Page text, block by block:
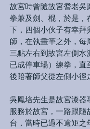
故宮時曾隨故宮耆老吳
拳兼及劍、棍，於是，
下，四個小伙子有幸拜
師，在執畫筆之外，每
三點左右到故宮左側水
已成停車場）練拳，直
後陪著師父從左側小徑
吳鳳培先生是故宮漆器
服務於故宮，一路跟隨
台，當時已過不逾矩之